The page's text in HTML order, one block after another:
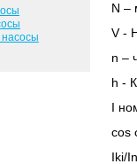
N –
V-
n –
h -
I
cos
Iki/